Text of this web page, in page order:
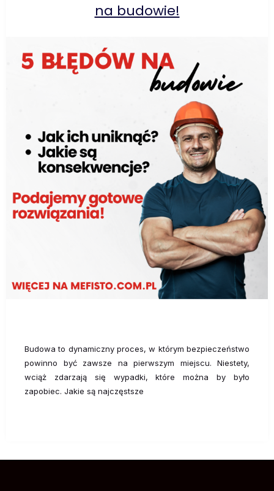
na budowie!
Budowa to dynamiczny proces, w którym bezpieczeństwo
powinno być zawsze na pierwszym miejscu. Niestety,
wciąż zdarzają się wypadki, które można by było
zapobiec. Jakie są najczęstsze